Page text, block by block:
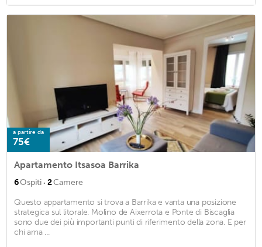
a partire da
75€
Apartamento Itsasoa Barrika
6Ospiti · 2Camere
Questo appartamento si trova a Barrika e vanta una posizione
strategica sul litorale. Molino de Aixerrota e Ponte di Biscaglia
sono due dei più importanti punti di riferimento della zona. E per
chi ama ...